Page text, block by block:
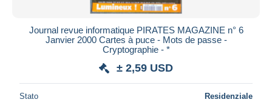
Journal revue informatique PIRATES MAGAZINE n° 6
Janvier 2000 Cartes à puce - Mots de passe -
Cryptographie - *
± 2,59 USD
Stato Residenziale